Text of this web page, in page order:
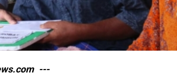
---